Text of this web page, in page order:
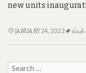
t
r
o
T
new units
விரிவாக்கப்பட்ட
தொழிற்சாலை
JANUARY 24, 2022
Search